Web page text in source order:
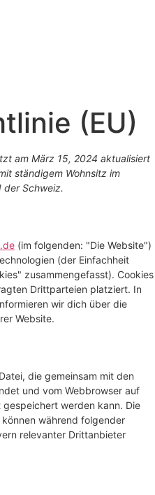
(EU)
am März 15, 2024 aktualisiert
ständigem Wohnsitz im
der Schweiz.
(im folgenden: "Die Website")
(der Einfachheit
zusammengefasst). Cookies
Drittparteien platziert. In
wir dich über die
Website.
die gemeinsam mit den
und vom Webbrowser auf
werden kann. Die
während folgender
relevanter Drittanbieter